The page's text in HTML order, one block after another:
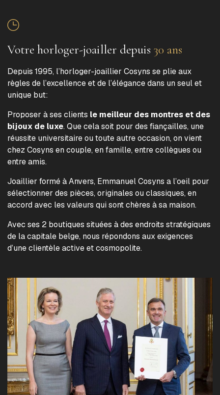
Votre horloger-joailler depuis 30 ans
Depuis 1995, l’horloger-joaillier Cosyns se plie aux
règles de l’excellence et de l’élégance dans un seul et
unique but:
Proposer à ses clients le meilleur des montres et des
bijoux de luxe. Que cela soit pour des fiançailles, une
réussite universitaire ou toute autre occasion, on vient
chez Cosyns en couple, en famille, entre collègues ou
entre amis.
Joaillier formé à Anvers, Emmanuel Cosyns a l’oeil pour
sélectionner des pièces, originales ou classiques, en
accord avec les valeurs qui sont chères à sa maison.
Avec ses 2 boutiques situées à des endroits stratégiques
de la capitale belge, nous répondons aux exigences
d’une clientèle active et cosmopolite.